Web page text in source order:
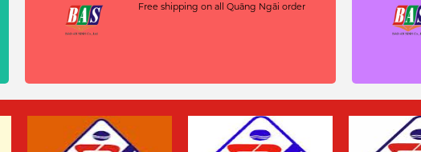
Free shipping on all Quãng Ngãi order